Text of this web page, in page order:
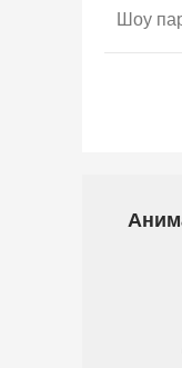
Шоу